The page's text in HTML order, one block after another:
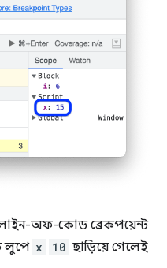
লাইন-অফ-কোড ব্রেকপয়েন্ট
লুপে x 10 ছাড়িয়ে গেলেই